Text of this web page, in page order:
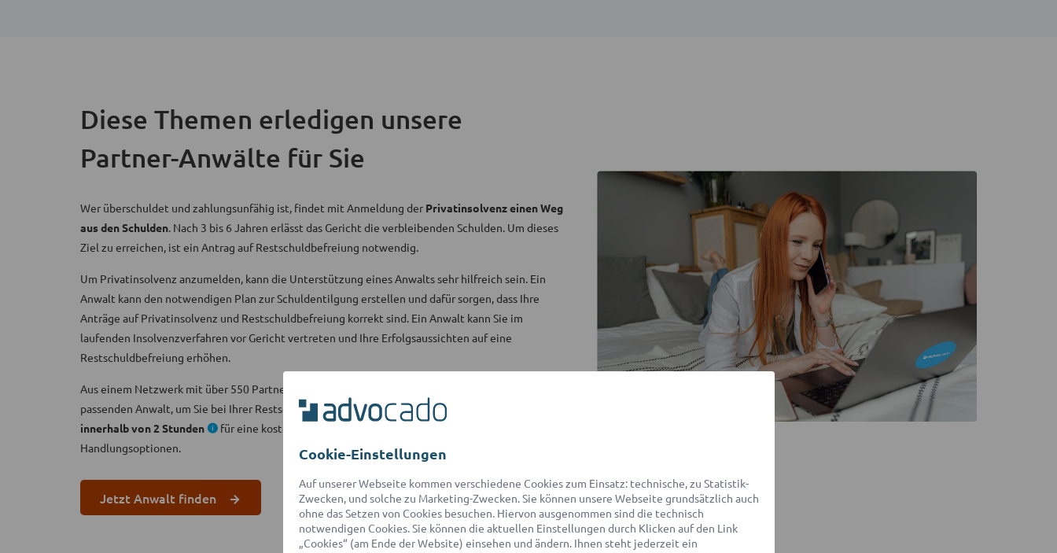
Diese Themen erledigen unsere
Partner-Anwälte für Sie
Wer überschuldet und zahlungsunfähig ist, findet mit Anmeldung der Privatinsolvenz einen Weg
aus den Schulden. Nach 3 bis 6 Jahren erlässt das Gericht die verbleibenden Schulden. Um dieses
Ziel zu erreichen, ist ein Antrag auf Restschuldbefreiung notwendig.
Um Privatinsolvenz anzumelden, kann die Unterstützung eines Anwalts sehr hilfreich sein. Ein
Anwalt kann den notwendigen Plan zur Schuldentilgung erstellen und dafür sorgen, dass Ihre
Anträge auf Privatinsolvenz und Restschuldbefreiung korrekt sind. Ein Anwalt kann Sie im
laufenden Insolvenzverfahren vor Gericht vertreten und Ihre Erfolgsaussichten auf eine
Restschuldbefreiung erhöhen.
Aus einem Netzwerk mit über 550 Partner-Anwälten findet advocado für Sie schnell den
passenden Anwalt, um Sie bei Ihrer Restschuldbefreiung zu unterstützen. Dieser kontaktiert Sie
innerhalb von 2 Stunden
für eine kostenlose Ersteinschätzung Ihrer Erfolgsaussichten und
Handlungsoptionen.
Jetzt Anwalt finden
Cookie-Einstellungen
Auf unserer Webseite kommen verschiedene Cookies zum Einsatz: technische, zu Statistik-
Zwecken, und solche zu Marketing-Zwecken. Sie können unsere Webseite grundsätzlich auch
ohne das Setzen von Cookies besuchen. Hiervon ausgenommen sind die technisch
notwendigen Cookies. Sie können die aktuellen Einstellungen durch Klicken auf den Link
„Cookies“ (am Ende der Website) einsehen und ändern. Ihnen steht jederzeit ein